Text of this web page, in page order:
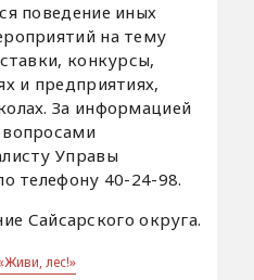
поведение иных
на тему
конкурсы,
и предприятиях,
За информацией
Управы
телефону 40-24-98.
Сайсарского округа.
лес!»